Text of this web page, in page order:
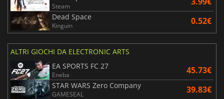
Steam
Dead Space
Kinguin 0.52€
ALTRI GIOCHI DA ELECTRONIC ARTS
EA SPORTS FC 27
Eneba 45.73€
STAR WARS Zero Company
GAMESEAL 39.83€